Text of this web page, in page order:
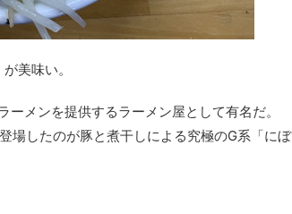
美味い。
メンを提供するラーメン屋として有名だ。
場したのが豚と煮干しによる究極のG系「にぼ